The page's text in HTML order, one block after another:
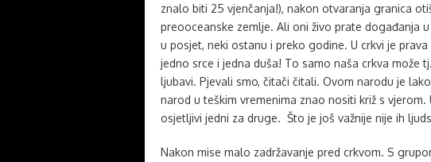
znalo biti 25 vjenčanja!), nakon otvaranja granica
preooceanske zemlje. Ali oni živo prate događanja
u posjet, neki ostanu i preko godine. U crkvi je
jedno srce i jedna duša! To samo naša crkva može
ljubavi. Pjevali smo, čitači čitali. Ovom narodu je
narod u teškim vremenima znao nositi križ s
osjetljivi jedni za druge. Što je još važnije nije ih
Nakon mise malo zadržavanje pred crkvom. S